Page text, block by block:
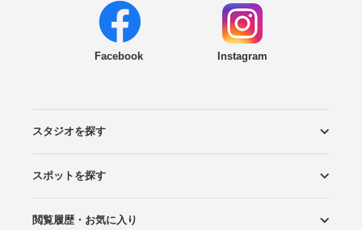
Facebook Instagram
スタジオを探す
エリアから探す
こだわりから探す
NEW PHOTO STYLE
プランから探す
フォトタイプ診断
フォトグラファーから探す
国内リゾートから探す
スポットを探す
ロケーションから探す
スタジオから探す
閲覧履歴・お気に入り